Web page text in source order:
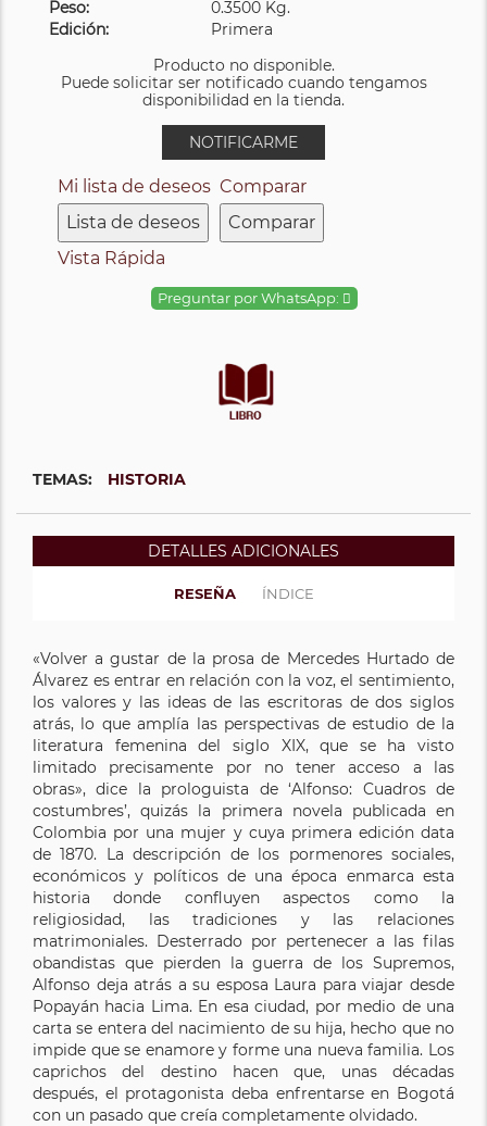
Peso:
0.3500 Kg.
Edición:
Primera
Producto no disponible.
Puede solicitar ser notificado cuando tengamos
disponibilidad en la tienda.
NOTIFICARME
Mi lista de deseos
Lista de deseos
Comparar
Comparar
Vista Rápida
Preguntar por WhatsApp:
TEMAS: HISTORIA
DETALLES ADICIONALES
RESEÑA ÍNDICE
«Volver a gustar de la prosa de Mercedes Hurtado de
Álvarez es entrar en relación con la voz, el sentimiento,
los valores y las ideas de las escritoras de dos siglos
atrás, lo que amplía las perspectivas de estudio de la
literatura femenina del siglo XIX, que se ha visto
limitado precisamente por no tener acceso a las
obras», dice la prologuista de ‘Alfonso: Cuadros de
costumbres’, quizás la primera novela publicada en
Colombia por una mujer y cuya primera edición data
de 1870. La descripción de los pormenores sociales,
económicos y políticos de una época enmarca esta
historia donde confluyen aspectos como la
religiosidad, las tradiciones y las relaciones
matrimoniales. Desterrado por pertenecer a las filas
obandistas que pierden la guerra de los Supremos,
Alfonso deja atrás a su esposa Laura para viajar desde
Popayán hacia Lima. En esa ciudad, por medio de una
carta se entera del nacimiento de su hija, hecho que no
impide que se enamore y forme una nueva familia. Los
caprichos del destino hacen que, unas décadas
después, el protagonista deba enfrentarse en Bogotá
con un pasado que creía completamente olvidado.